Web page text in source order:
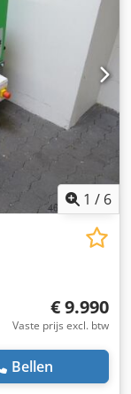
1 / 6
€ 9.990
Vaste prijs excl. btw
Bellen